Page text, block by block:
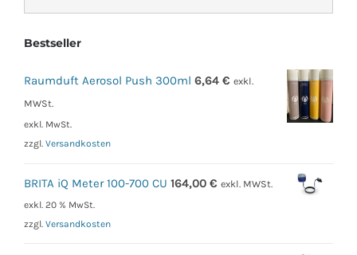
Bestseller
Raumduft Aerosol Push 300ml 6,64 € exkl.
MWSt.
exkl. MwSt.
zzgl. Versandkosten
BRITA iQ Meter 100-700 CU 164,00 € exkl. MWSt.
exkl. 20 % MwSt.
zzgl. Versandkosten